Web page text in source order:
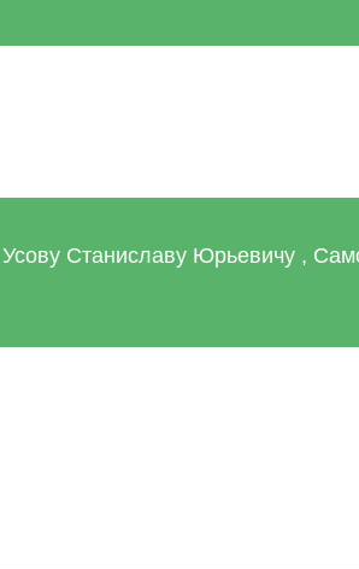
Станиславу Юрьевичу ,